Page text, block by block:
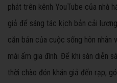
phát trên kênh YouTube của nhà
giả để sáng tác kịch bản cải
căn bản của cuộc sống hôn nhân
mái ấm gia đình. Để khi sàn diễn
thời chào đón khán giả đến rạp,